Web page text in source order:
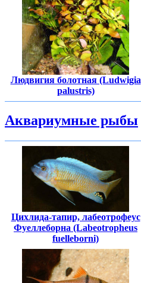
Людвигия болотная (Ludwigia
palustris)
Аквариумные рыбы
Цихлида-тапир, лабеотрофеус
Фуеллеборна (Labeotropheus
fuelleborni)